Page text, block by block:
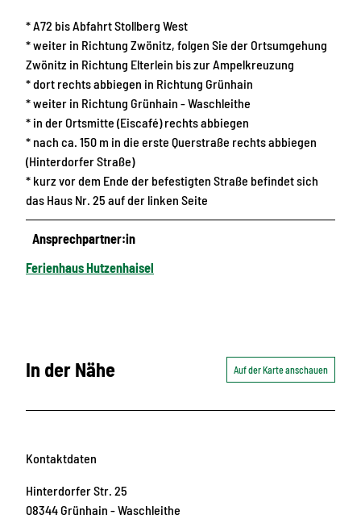
* A72 bis Abfahrt Stollberg West
* weiter in Richtung Zwönitz, folgen Sie der Ortsumgehung
Zwönitz in Richtung Elterlein bis zur Ampelkreuzung
* dort rechts abbiegen in Richtung Grünhain
* weiter in Richtung Grünhain - Waschleithe
* in der Ortsmitte (Eiscafé) rechts abbiegen
* nach ca. 150 m in die erste Querstraße rechts abbiegen
(Hinterdorfer Straße)
* kurz vor dem Ende der befestigten Straße befindet sich
das Haus Nr. 25 auf der linken Seite
Ansprechpartner:in
Ferienhaus Hutzenhaisel
In der Nähe Auf der Karte anschauen
Kontaktdaten
Hinterdorfer Str. 25
08344Grünhain - Waschleithe